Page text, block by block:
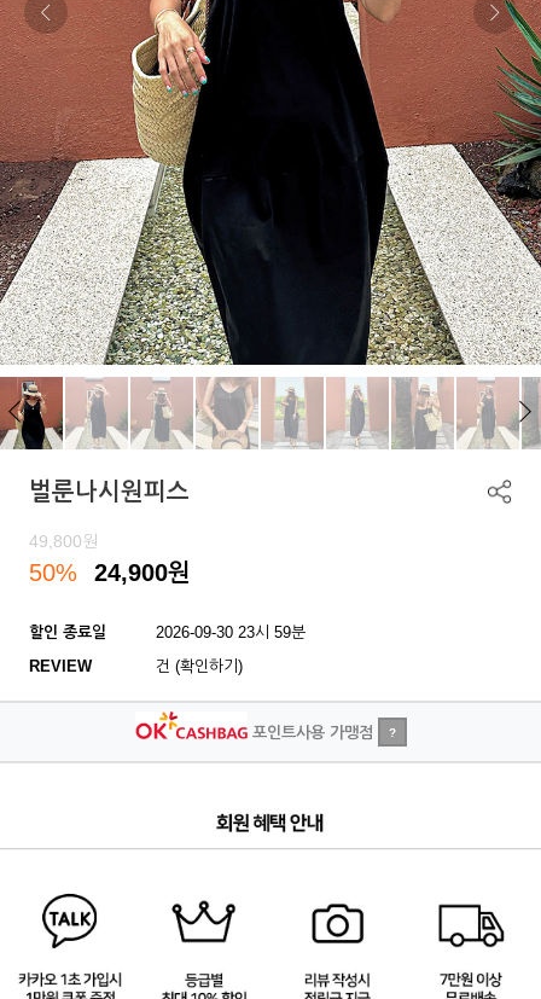
벌룬나시원피스
49,800원
50% 24,900원
할인 종료일
2026-09-30 23시 59분
REVIEW
건 (확인하기)
포인트사용 가맹점 ?